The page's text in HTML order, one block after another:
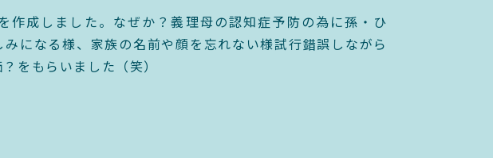
成しました。なぜか？義理母の認知症予防の為に孫・ひ
になる様、家族の名前や顔を忘れない様試行錯誤しながら
をもらいました（笑）